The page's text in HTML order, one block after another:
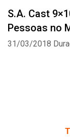
S.A. Cast
Pessoas no
31/03/2018